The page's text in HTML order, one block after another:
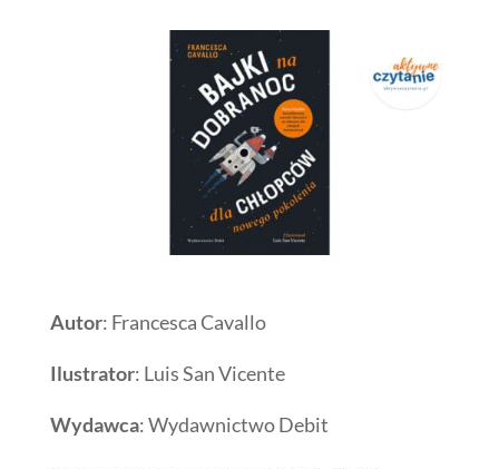
Autor: Francesca Cavallo
Ilustrator: Luis San Vicente
Wydawca: Wydawnictwo Debit